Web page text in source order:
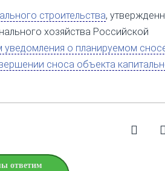
строительства,
хозяйства Российской
о планируемом
сноса объекта
ответим